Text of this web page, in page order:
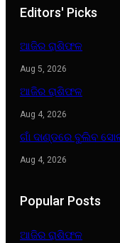
Editors' Picks
ଆଜିର ରାଶିଫଳ
Aug 5, 2026
ଆଜିର ରାଶିଫଳ
Aug 4, 2026
ଗାଁ ଦାଣ୍ଡରେ ବୁଲିବ
Aug 4, 2026
Popular Posts
ଆଜିର ରାଶିଫଳ